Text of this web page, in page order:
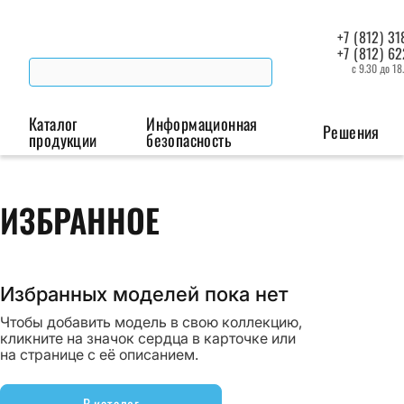
+7 (812)
+7 (812)
с 9.30 до
Каталог
продукции
Беспроводная связь
Промышленные
контроллеры
Информационная
безопасность Решения
ИЗБРАННОЕ
Избранных моделей пока нет
Чтобы добавить модель в свою коллекцию,
кликните на значок сердца в карточке или
на странице с её описанием.